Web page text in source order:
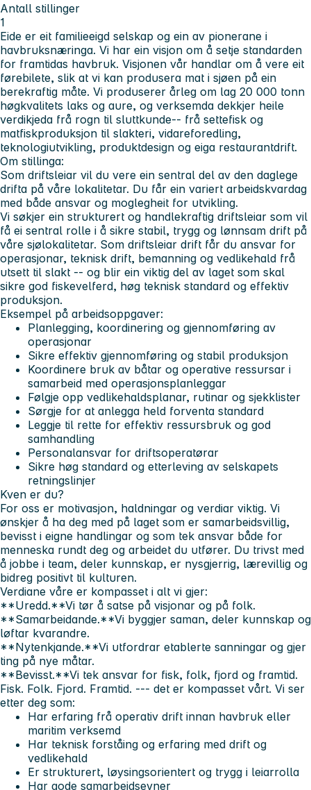
Antall stillinger
1
Eide er eit familieeigd selskap og ein av pionerane i
havbruksnæringa. Vi har ein visjon om å setje standarden
for framtidas havbruk. Visjonen vår handlar om å vere eit
førebilete, slik at vi kan produsera mat i sjøen på ein
berekraftig måte. Vi produserer årleg om lag 20 000 tonn
høgkvalitets laks og aure, og verksemda dekkjer heile
verdikjeda frå rogn til sluttkunde-- frå settefisk og
matfiskproduksjon til slakteri, vidareforedling,
teknologiutvikling, produktdesign og eiga restaurantdrift.
Om stillinga:
Som driftsleiar vil du vere ein sentral del av den daglege
drifta på våre lokalitetar. Du får ein variert arbeidskvardag
med både ansvar og moglegheit for utvikling.
Vi søkjer ein strukturert og handlekraftig driftsleiar som vil
få ei sentral rolle i å sikre stabil, trygg og lønnsam drift på
våre sjølokalitetar. Som driftsleiar drift får du ansvar for
operasjonar, teknisk drift, bemanning og vedlikehald frå
utsett til slakt -- og blir ein viktig del av laget som skal
sikre god fiskevelferd, høg teknisk standard og effektiv
produksjon.
Eksempel på arbeidsoppgaver:
Planlegging, koordinering og gjennomføring av
operasjonar
Sikre effektiv gjennomføring og stabil produksjon
Koordinere bruk av båtar og operative ressursar i
samarbeid med operasjonsplanleggar
Følgje opp vedlikehaldsplanar, rutinar og sjekklister
Sørgje for at anlegga held forventa standard
Leggje til rette for effektiv ressursbruk og god
samhandling
Personalansvar for driftsoperatørar
Sikre høg standard og etterleving av selskapets
retningslinjer
Kven er du?
For oss er motivasjon, haldningar og verdiar viktig. Vi
ønskjer å ha deg med på laget som er samarbeidsvillig,
bevisst i eigne handlingar og som tek ansvar både for
menneska rundt deg og arbeidet du utfører. Du trivst med
å jobbe i team, deler kunnskap, er nysgjerrig, lærevillig og
bidreg positivt til kulturen.
Verdiane våre er kompasset i alt vi gjer:
**Uredd.**Vi tør å satse på visjonar og på folk.
**Samarbeidande.**Vi byggjer saman, deler kunnskap og
løftar kvarandre.
**Nytenkjande.**Vi utfordrar etablerte sanningar og gjer
ting på nye måtar.
**Bevisst.**Vi tek ansvar for fisk, folk, fjord og framtid.
Fisk. Folk. Fjord. Framtid. --- det er kompasset vårt. Vi ser
etter deg som:
Har erfaring frå operativ drift innan havbruk eller
maritim verksemd
Har teknisk forståing og erfaring med drift og
vedlikehald
Er strukturert, løysingsorientert og trygg i leiarrolla
Har gode samarbeidsevner